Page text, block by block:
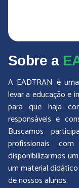
Sobre a
A EADTRAN é
levar a educação e
para que haja
responsáveis e
Buscamos
profissionais
disponibilizarmos
um material
de nossos alunos.